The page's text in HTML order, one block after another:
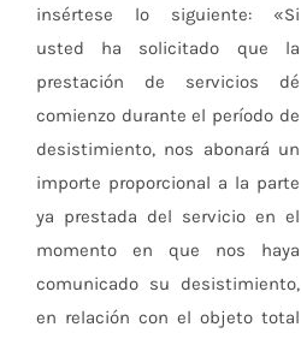
insértese lo siguiente: «Si
usted ha solicitado que la
prestación de servicios dé
comienzo durante el período de
desistimiento, nos abonará un
importe proporcional a la parte
ya prestada del servicio en el
momento en que nos haya
comunicado su desistimiento,
en relación con el objeto total